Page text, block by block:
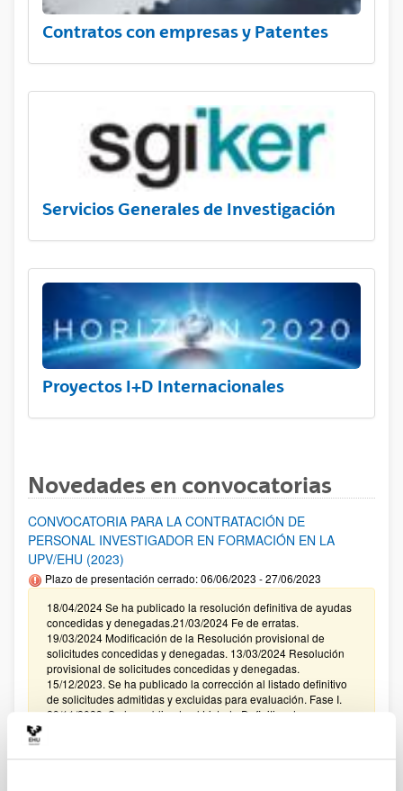
Contratos con empresas y Patentes
Servicios Generales de Investigación
Proyectos I+D Internacionales
Novedades en convocatorias
CONVOCATORIA PARA LA CONTRATACIÓN DE
PERSONAL INVESTIGADOR EN FORMACIÓN EN LA
UPV/EHU (2023)
Plazo de presentación cerrado: 06/06/2023 - 27/06/2023
18/04/2024 Se ha publicado la resolución definitiva de ayudas
concedidas y denegadas.21/03/2024 Fe de erratas.
19/03/2024 Modificación de la Resolución provisional de
solicitudes concedidas y denegadas. 13/03/2024 Resolución
provisional de solicitudes concedidas y denegadas.
15/12/2023. Se ha publicado la corrección al listado definitivo
de solicitudes admitidas y excluidas para evaluación. Fase I.
29/11/2023. Se ha publicado el Listado Definitivo de